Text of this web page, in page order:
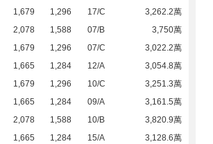
1,679 1,296 17/C
3,262.2萬
2,078 1,588 07/B
3,750萬
1,679 1,296 07/C
3,022.2萬
1,665 1,284 12/A
3,054.8萬
1,679 1,296 10/C
3,251.3萬
1,665 1,284 09/A
3,161.5萬
2,078 1,588 10/B
3,820.9萬
1,665 1,284 15/A
3,128.6萬